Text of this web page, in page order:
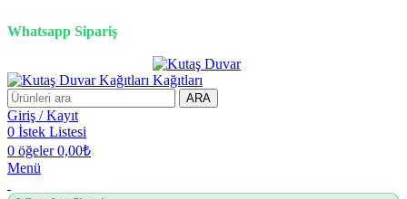
Whatsapp Sipariş
ARA
Giriş / Kayıt
0 İstek Listesi
0 öğeler 0,00₺
Menü